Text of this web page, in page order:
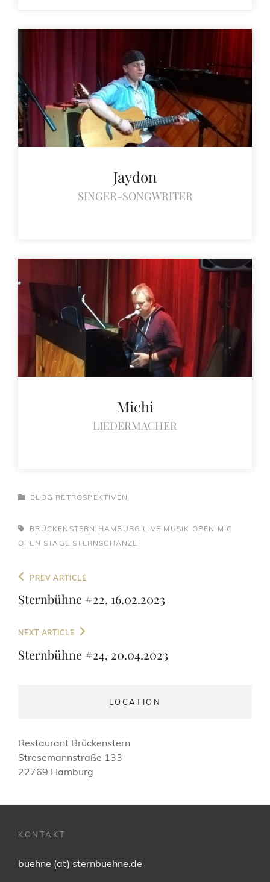
Jaydon
SINGER-SONGWRITER
Michi
LIEDERMACHER
CATEGORIES
BLOG RETROSPEKTIVEN
TAGS,BRÜCKENSTERN HAMBURG LIVE MUSIK OPEN MIC
OPEN STAGE STERNSCHANZE
Beitragsnavigation
Previous
Post
PREV ARTICLE
Sternbühne #22, 16.02.2023
Next
Post
NEXT ARTICLE
Sternbühne #24, 20.04.2023
LOCATION
Restaurant Brückenstern
Stresemannstraße 133
22769 Hamburg
KONTAKT
buehne (at) sternbuehne.de